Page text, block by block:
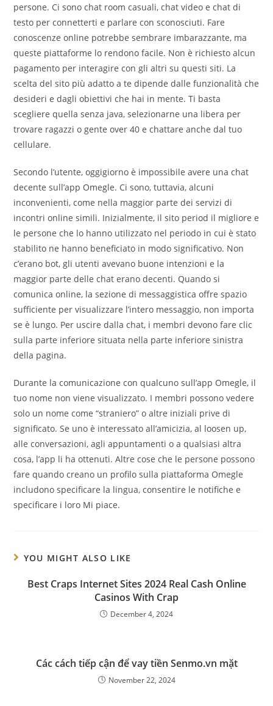
persone. Ci sono chat room casuali, chat video e chat di
testo per connetterti e parlare con sconosciuti. Fare
conoscenze online potrebbe sembrare imbarazzante, ma
queste piattaforme lo rendono facile. Non è richiesto alcun
pagamento per interagire con gli altri su questi siti. La
scelta del sito più adatto a te dipende dalle funzionalità che
desideri e dagli obiettivi che hai in mente. Ti basta
scegliere quella senza java, selezionarne una libera per
trovare ragazzi o gente over 40 e chattare anche dal tuo
cellulare.
Secondo l’utente, oggigiorno è impossibile avere una chat
decente sull’app Omegle. Ci sono, tuttavia, alcuni
inconvenienti, come nella maggior parte dei servizi di
incontri online simili. Inizialmente, il sito period il migliore e
le persone che lo hanno utilizzato nel periodo in cui è stato
stabilito ne hanno beneficiato in modo significativo. Non
c’erano bot, gli utenti avevano buone intenzioni e la
maggior parte delle chat erano decenti. Quando si
comunica online, la sezione di messaggistica offre spazio
sufficiente per visualizzare l’intero messaggio, non importa
se è lungo. Per uscire dalla chat, i membri devono fare clic
sulla parte inferiore situata nella parte inferiore sinistra
della pagina.
Durante la comunicazione con qualcuno sull’app Omegle, il
tuo nome non viene visualizzato. I membri possono vedere
solo un nome come “straniero” o altre iniziali prive di
significato. Se uno è interessato all’amicizia, al loosen up,
alle conversazioni, agli appuntamenti o a qualsiasi altra
cosa, l’app li ha ottenuti. Altre cose che le persone possono
fare quando creano un profilo sulla piattaforma Omegle
includono specificare la lingua, consentire le notifiche e
specificare i loro Mi piace.
YOU MIGHT ALSO LIKE
Best Craps Internet Sites 2024 Real Cash Online
Casinos With Crap
December 4, 2024
Các cách tiếp cận để vay tiền Senmo.vn mặt
November 22, 2024